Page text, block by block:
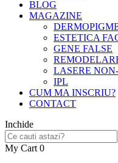
BLOG
MAGAZINE
ESTETICA
GENE FALSE
LASERE
IPL
CUM MA INSCRIU?
CONTACT
Inchide
My Cart 0